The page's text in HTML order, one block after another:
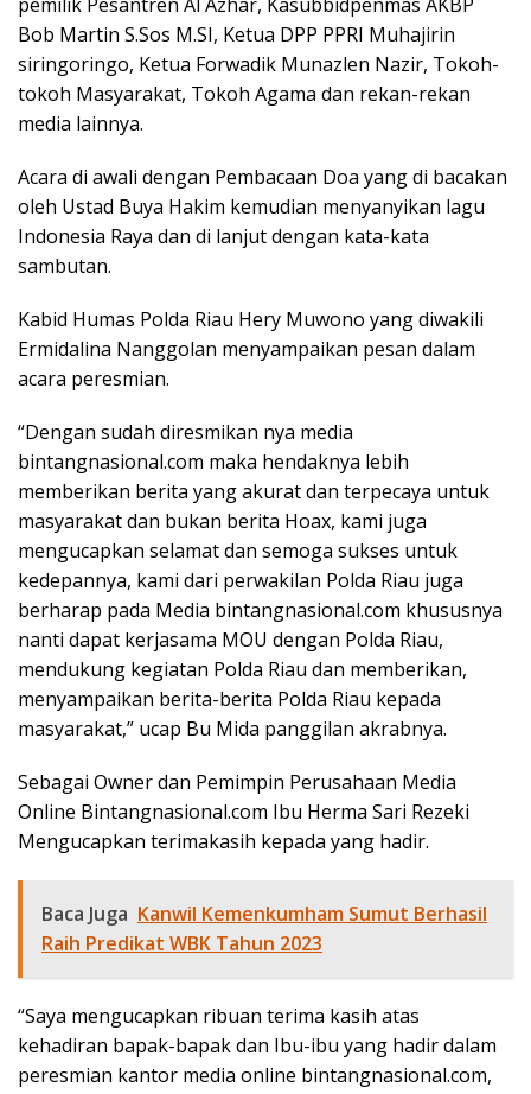
Bob Martin S.Sos M.SI, Ketua DPP PPRI Muhajirin
siringoringo, Ketua Forwadik Munazlen Nazir, Tokoh-
tokoh Masyarakat, Tokoh Agama dan rekan-rekan
media lainnya.
Acara di awali dengan Pembacaan Doa yang di bacakan
oleh Ustad Buya Hakim kemudian menyanyikan lagu
Indonesia Raya dan di lanjut dengan kata-kata
sambutan.
Kabid Humas Polda Riau Hery Muwono yang diwakili
Ermidalina Nanggolan menyampaikan pesan dalam
acara peresmian.
“Dengan sudah diresmikan nya media
bintangnasional.com maka hendaknya lebih
memberikan berita yang akurat dan terpecaya untuk
masyarakat dan bukan berita Hoax, kami juga
mengucapkan selamat dan semoga sukses untuk
kedepannya, kami dari perwakilan Polda Riau juga
berharap pada Media bintangnasional.com khususnya
nanti dapat kerjasama MOU dengan Polda Riau,
mendukung kegiatan Polda Riau dan memberikan,
menyampaikan berita-berita Polda Riau kepada
masyarakat,” ucap Bu Mida panggilan akrabnya.
Sebagai Owner dan Pemimpin Perusahaan Media
Online Bintangnasional.com Ibu Herma Sari Rezeki
Mengucapkan terimakasih kepada yang hadir.
Baca Juga Kanwil Kemenkumham Sumut Berhasil
Raih Predikat WBK Tahun 2023
“Saya mengucapkan ribuan terima kasih atas
kehadiran bapak-bapak dan Ibu-ibu yang hadir dalam
peresmian kantor media online bintangnasional.com,